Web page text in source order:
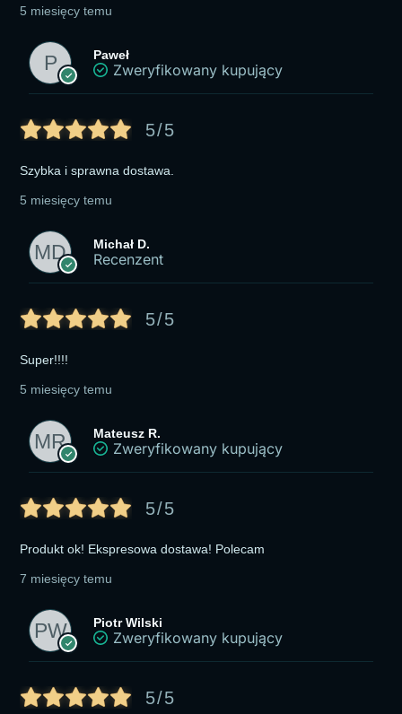
5 miesięcy temu
Paweł
Zweryfikowany kupujący
5/5
Szybka i sprawna dostawa.
5 miesięcy temu
Michał D.
Recenzent
5/5
Super!!!!
5 miesięcy temu
Mateusz R.
Zweryfikowany kupujący
5/5
Produkt ok! Ekspresowa dostawa! Polecam
7 miesięcy temu
Piotr Wilski
Zweryfikowany kupujący
5/5